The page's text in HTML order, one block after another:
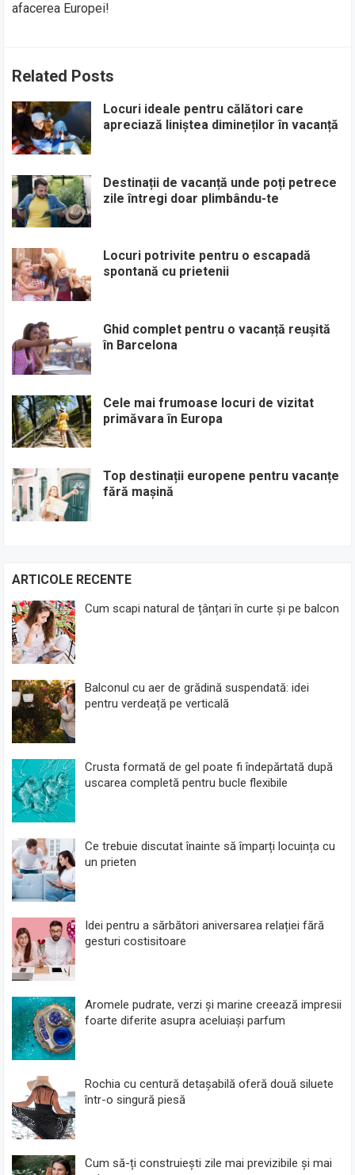
afacerea Europei!
Related Posts
Locuri ideale pentru călători care
apreciază liniștea dimineților în vacanță
Destinații de vacanță unde poți petrece
zile întregi doar plimbându-te
Locuri potrivite pentru o escapadă
spontană cu prietenii
Ghid complet pentru o vacanță reușită
în Barcelona
Cele mai frumoase locuri de vizitat
primăvara în Europa
Top destinații europene pentru vacanțe
fără mașină
ARTICOLE RECENTE
Cum scapi natural de țânțari în curte și pe balcon
Balconul cu aer de grădină suspendată: idei
pentru verdeață pe verticală
Crusta formată de gel poate fi îndepărtată după
uscarea completă pentru bucle flexibile
Ce trebuie discutat înainte să împarți locuința cu
un prieten
Idei pentru a sărbători aniversarea relației fără
gesturi costisitoare
Aromele pudrate, verzi și marine creează impresii
foarte diferite asupra aceluiași parfum
Rochia cu centură detașabilă oferă două siluete
într-o singură piesă
Cum să-ți construiești zile mai previzibile și mai